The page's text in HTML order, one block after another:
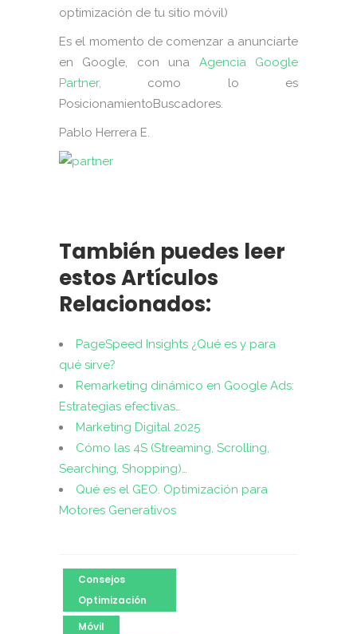
optimización de tu sitio móvil)
Es el momento de comenzar a anunciarte
en Google, con una Agencia Google
Partner, como lo es
PosicionamientoBuscadores.
Pablo Herrera E.
También puedes leer
estos Artículos
Relacionados:
PageSpeed Insights ¿Qué es y para
qué sirve?
Remarketing dinámico en Google Ads:
Estrategias efectivas…
Marketing Digital 2025
Cómo las 4S (Streaming, Scrolling,
Searching, Shopping)…
Qué es el GEO. Optimización para
Motores Generativos
Consejos
Optimización
Móvil